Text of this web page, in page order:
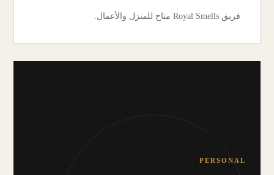
فريق Royal Smells متاح للمنزل والأعمال.
PERSONAL